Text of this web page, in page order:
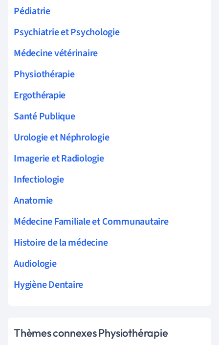
Pédiatrie
Psychiatrie et Psychologie
Médecine vétérinaire
Physiothérapie
Ergothérapie
Santé Publique
Urologie et Néphrologie
Imagerie et Radiologie
Infectiologie
Anatomie
Médecine Familiale et Communautaire
Histoire de la médecine
Audiologie
Hygiène Dentaire
Thèmes connexes Physiothérapie